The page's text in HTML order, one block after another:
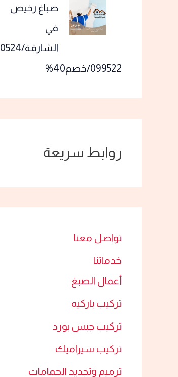
صباغ رخيص
في
الشارقة/0524
099522/خصم40%
روابط سريعة
تواصل معنا
خدماتنا
أعمال الصبغ​
تركيب باركيه
تركيب جبس بورد​
تركيب سيراميك​
ترميم وتجديد الحمامات​